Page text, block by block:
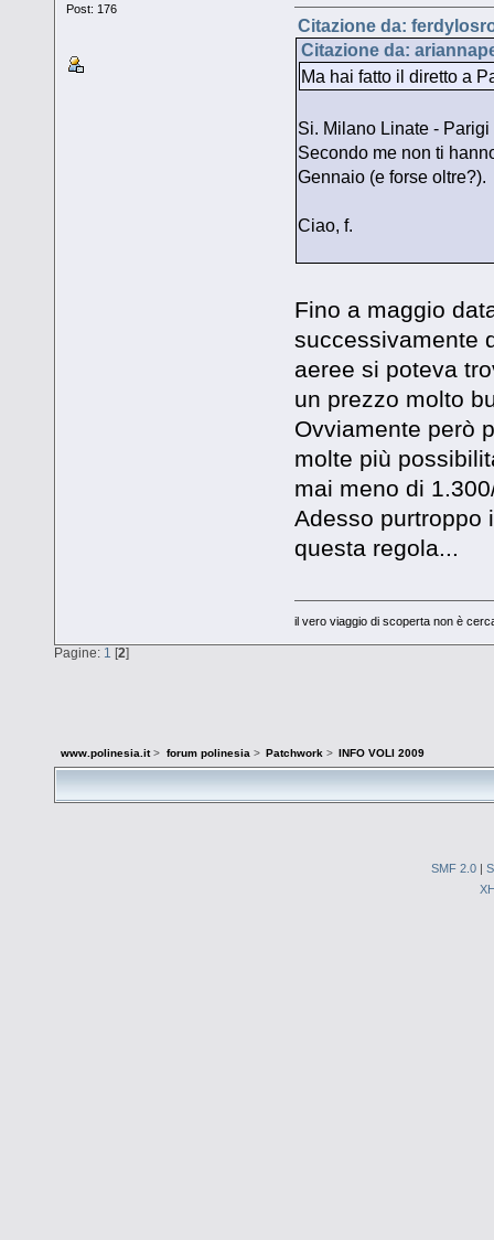
Post: 176
Citazione da:
Citazione da:
Ma hai fatto il diretto a
Si. Milano Linate -
Secondo me non ti
Gennaio (e forse oltre?).
Ciao, f.
Fino a maggio
successivamente
aeree si poteva
un prezzo molto
Ovviamente però
molte più
mai meno di
Adesso purtroppo
questa regola...
il vero viaggio di scoperta non è
Pagine: 1 [2]
www.polinesia.it> forum polinesia > Patchwork > INFO VOLI 2009
SMF 2.0